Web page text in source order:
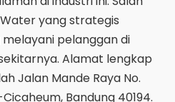
yang strategis
pelanggan di
Alamat lengkap
Jalan Mande Raya No.
Bandung 40194.